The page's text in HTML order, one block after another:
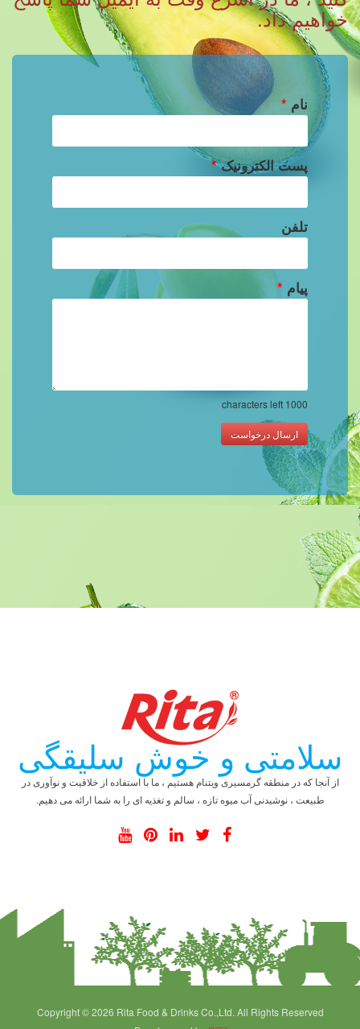
خواهیم داد.
نام *
پست الکترونیک*
تلفن
پیام *
1000
ارسال درخواست
سلامتی و خوش سلیقگی
از آنجا که در منطقه گرمسیری ویتنام هستیم ، ما با استفاده از خلاقیت و نوآوری در
طبیعت ، نوشیدنی آب میوه تازه ، سالم و تغذیه ای را به شما ارائه می دهیم.
Copyright © 2026 Rita Food & Drinks Co.,Ltd. All Rights Reserved